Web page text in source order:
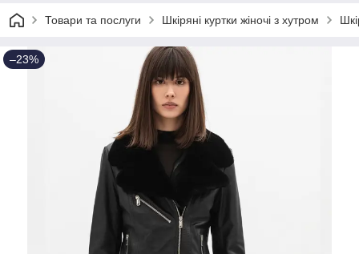
Товари та послуги Шкіряні куртки жіночі з хутром
–23%